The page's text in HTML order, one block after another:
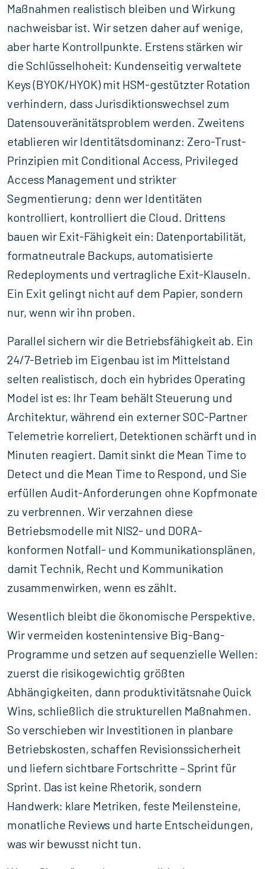
Maßnahmen realistisch bleiben und Wirkung
nachweisbar ist. Wir setzen daher auf wenige,
aber harte Kontrollpunkte. Erstens stärken wir
die Schlüsselhoheit: Kundenseitig verwaltete
Keys (BYOK/HYOK) mit HSM-gestützter Rotation
verhindern, dass Jurisdiktionswechsel zum
Datensouveränitätsproblem werden. Zweitens
etablieren wir Identitätsdominanz: Zero-Trust-
Prinzipien mit Conditional Access, Privileged
Access Management und strikter
Segmentierung; denn wer Identitäten
kontrolliert, kontrolliert die Cloud. Drittens
bauen wir Exit-Fähigkeit ein: Datenportabilität,
formatneutrale Backups, automatisierte
Redeployments und vertragliche Exit-Klauseln.
Ein Exit gelingt nicht auf dem Papier, sondern
nur, wenn wir ihn proben.
Parallel sichern wir die Betriebsfähigkeit ab. Ein
24/7-Betrieb im Eigenbau ist im Mittelstand
selten realistisch, doch ein hybrides Operating
Model ist es: Ihr Team behält Steuerung und
Architektur, während ein externer SOC-Partner
Telemetrie korreliert, Detektionen schärft und in
Minuten reagiert. Damit sinkt die Mean Time to
Detect und die Mean Time to Respond, und Sie
erfüllen Audit-Anforderungen ohne Kopfmonate
zu verbrennen. Wir verzahnen diese
Betriebsmodelle mit NIS2- und DORA-
konformen Notfall- und Kommunikationsplänen,
damit Technik, Recht und Kommunikation
zusammenwirken, wenn es zählt.
Wesentlich bleibt die ökonomische Perspektive.
Wir vermeiden kostenintensive Big-Bang-
Programme und setzen auf sequenzielle Wellen:
zuerst die risikogewichtig größten
Abhängigkeiten, dann produktivitätsnahe Quick
Wins, schließlich die strukturellen Maßnahmen.
So verschieben wir Investitionen in planbare
Betriebskosten, schaffen Revisionssicherheit
und liefern sichtbare Fortschritte – Sprint für
Sprint. Das ist keine Rhetorik, sondern
Handwerk: klare Metriken, feste Meilensteine,
monatliche Reviews und harte Entscheidungen,
was wir bewusst nicht tun.